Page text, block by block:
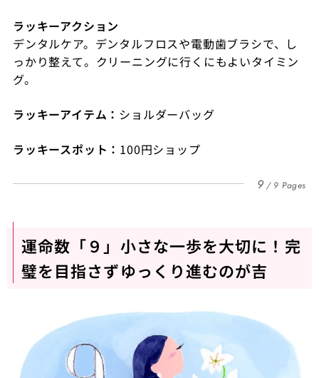
ラッキーアクション
デンタルケア。デンタルフロスや電動歯ブラシで、し
っかり整えて。クリーニングに行くにもよいタイミン
グ。
ラッキーアイテム： ショルダーバッグ
ラッキースポット： 100円ショップ
9 9 Pages
運命数「９」小さな一歩を大切に！完
璧を目指さずゆっくり進むのが吉